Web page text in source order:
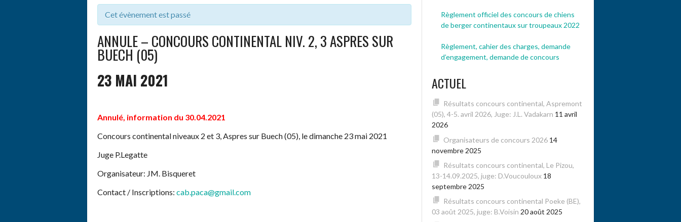
Cet évènement est passé
ANNULE – CONCOURS CONTINENTAL NIV. 2, 3 ASPRES SUR
BUECH (05)
23 MAI 2021
Annulé, information du 30.04.2021
Concours continental niveaux 2 et 3, Aspres sur Buech (05), le dimanche 23 mai 2021
Juge P.Legatte
Organisateur: JM. Bisqueret
Contact / Inscriptions: cab.paca@gmail.com
Règlement officiel des concours de chiens
de berger continentaux sur troupeaux 2022
Règlement, cahier des charges, demande
d’engagement, demande de concours
ACTUEL
Résultats concours continental, Aspremont
(05), 4-5. avril 2026, Juge: J.L. Vadakarn 11 avril
2026
Organisateurs de concours 2026 14
novembre 2025
Résultats concours continental, Le Pizou,
13-14.09.2025, juge: D.Voucouloux 18
septembre 2025
Résultats concours continental Poeke (BE),
03 août 2025, juge: B.Voisin 20 août 2025